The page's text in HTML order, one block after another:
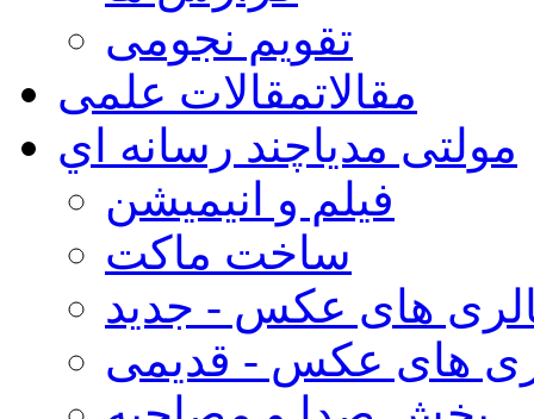
تقویم نجومی
مقالاتمقالات علمی
مولتی مدیاچند رسانه اي
فیلم و انیمیشن
ساخت ماکت
های عکس - جدید
های عکس - قدیمی